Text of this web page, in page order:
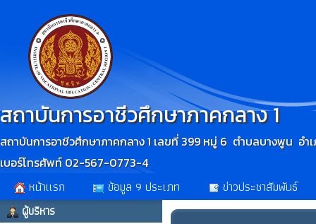
สถาบันการอาชีวศึกษาภาคกลาง 1
สถาบันการอาชีวศึกษาภาคกลาง 1 เลขที่ 399 หมู่ 6 ตำบลบางพูน อ
เบอร์โทรศัพท์ 02-567-0773-4
หน้าเเรก ข้อมูล 9 ประเภท ข่าวประชาสัมพันธ์
ผู้บริหาร